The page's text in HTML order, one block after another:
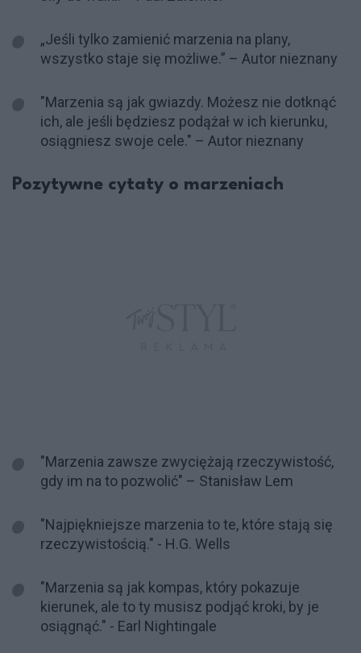
„Jeśli tylko zamienić marzenia na plany,
wszystko staje się możliwe.” – Autor nieznany
"Marzenia są jak gwiazdy. Możesz nie dotknąć
ich, ale jeśli będziesz podążał w ich kierunku,
osiągniesz swoje cele." – Autor nieznany
Pozytywne cytaty o marzeniach
"Marzenia zawsze zwyciężają rzeczywistość,
gdy im na to pozwolić" – Stanisław Lem
"Najpiękniejsze marzenia to te, które stają się
rzeczywistością." - H.G. Wells
"Marzenia są jak kompas, który pokazuje
kierunek, ale to ty musisz podjąć kroki, by je
osiągnąć." - Earl Nightingale